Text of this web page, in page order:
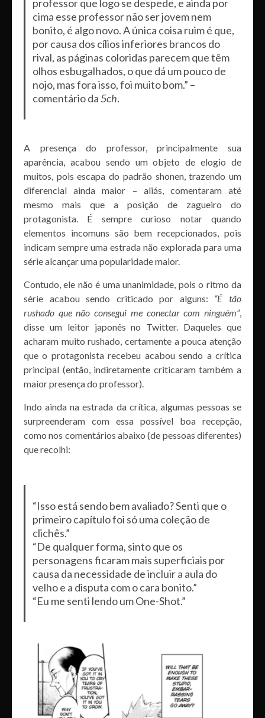
professor que logo se despede, e ainda por
cima esse professor não ser jovem nem
bonito, é algo novo. A única coisa ruim é que,
por causa dos cílios inferiores brancos do
rival, as páginas coloridas parecem que têm
olhos esbugalhados, o que dá um pouco de
nojo, mas fora isso, foi muito bom.” –
comentário da5ch.
A presença do professor, principalmente sua
aparência, acabou sendo um objeto de elogio de
muitos, pois escapa do padrão shonen, trazendo um
diferencial ainda maior – aliás, comentaram até
mesmo mais que a posição de zagueiro do
protagonista. É sempre curioso notar quando
elementos incomuns são bem recepcionados, pois
indicam sempre uma estrada não explorada para uma
série alcançar uma popularidade maior.
Contudo, ele não é uma unanimidade, pois o ritmo da
série acabou sendo criticado por alguns: “É tão
rushado que não consegui me conectar com ninguém”,
disse um leitor japonês no Twitter. Daqueles que
acharam muito rushado, certamente a pouca atenção
que o protagonista recebeu acabou sendo a crítica
principal (então, indiretamente criticaram também a
maior presença do professor).
Indo ainda na estrada da crítica, algumas pessoas se
surpreenderam com essa possível boa recepção,
como nos comentários abaixo (de pessoas diferentes)
que recolhi:
“Isso está sendo bem avaliado? Senti que o
primeiro capítulo foi só uma coleção de
clichês.”
“De qualquer forma, sinto que os
personagens ficaram mais superficiais por
causa da necessidade de incluir a aula do
velho e a disputa com o cara bonito.”
“Eu me senti lendo um One-Shot.”